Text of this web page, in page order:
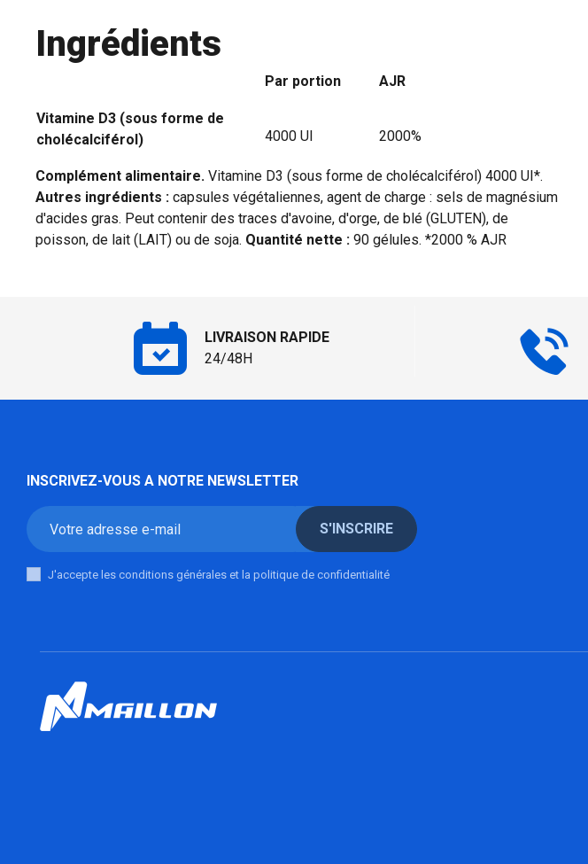
Ingrédients
Par portion AJR
Vitamine D3 (sous forme de
cholécalciférol)
4000 UI 2000%
Complément alimentaire. Vitamine D3 (sous forme de cholécalciférol) 4000 UI*.
Autres ingrédients : capsules végétaliennes, agent de charge : sels de magnésium
d'acides gras. Peut contenir des traces d'avoine, d'orge, de blé (GLUTEN), de
poisson, de lait (LAIT) ou de soja. Quantité nette : 90 gélules. *2000 % AJR
LIVRAISON RAPIDE
24/48H
INSCRIVEZ-VOUS A NOTRE NEWSLETTER
S'INSCRIRE
J'accepte les conditions générales et la politique de confidentialité